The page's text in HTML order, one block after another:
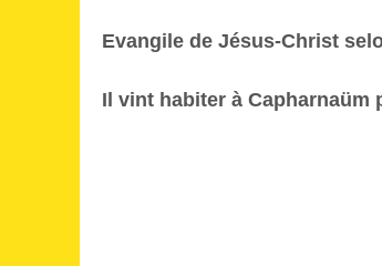
Evangile de Jésus-Christ
Il vint habiter à Capharnaüm